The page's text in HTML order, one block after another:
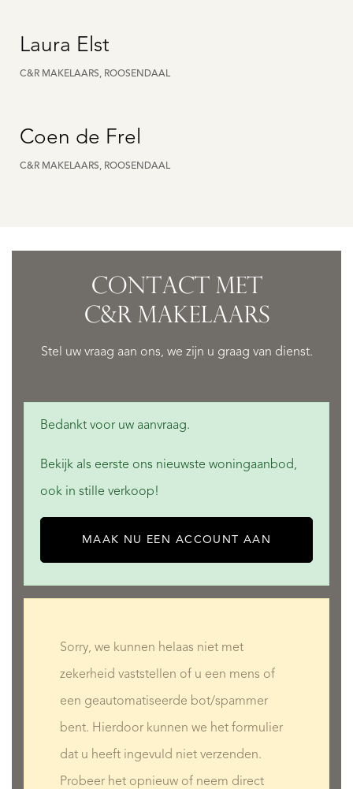
Laura Elst
C&R MAKELAARS, ROOSENDAAL
Coen de Frel
C&R MAKELAARS, ROOSENDAAL
CONTACT MET
C&R MAKELAARS
Stel uw vraag aan ons, we zijn u graag van dienst.
Bedankt voor uw aanvraag.
Bekijk als eerste ons nieuwste woningaanbod,
ook in stille verkoop!
MAAK NU EEN ACCOUNT AAN
Sorry, we kunnen helaas niet met
zekerheid vaststellen of u een mens of
een geautomatiseerde bot/spammer
bent. Hierdoor kunnen we het formulier
dat u heeft ingevuld niet verzenden.
Probeer het opnieuw of neem direct